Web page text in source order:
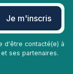
employés
le
au
Je m'inscris
d'être contacté(e) à
ses partenaires.